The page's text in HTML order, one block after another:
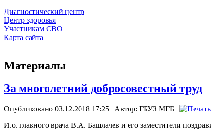
Диагностический центр
Центр здоровья
Участникам СВО
Карта сайта
Материалы
За многолетний добросовестный труд
Опубликовано 03.12.2018 17:25 | Автор: ГБУЗ МГБ |
И.о. главного врача В.А. Башлачев и его заместители